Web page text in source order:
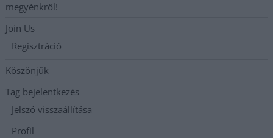
megyénkről!
Join Us
Regisztráció
Köszönjük
Tag bejelentkezés
Jelszó visszaállítása
Profil